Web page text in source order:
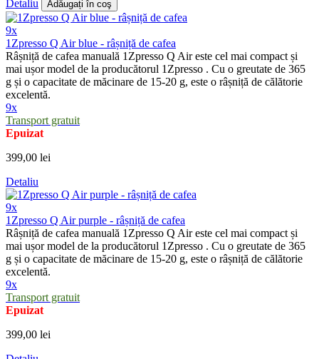
Detaliu Adăugați în coş
9x
1Zpresso Q Air blue - râșniță de cafea
Râșniță de cafea manuală 1Zpresso Q Air este cel mai compact și
mai ușor model de la producătorul 1Zpresso . Cu o greutate de 365
g și o capacitate de măcinare de 15-20 g, este o râșniță de călătorie
excelentă.
9x
Transport gratuit
Epuizat
399,00 lei
Detaliu
9x
1Zpresso Q Air purple - râșniță de cafea
Râșniță de cafea manuală 1Zpresso Q Air este cel mai compact și
mai ușor model de la producătorul 1Zpresso . Cu o greutate de 365
g și o capacitate de măcinare de 15-20 g, este o râșniță de călătorie
excelentă.
9x
Transport gratuit
Epuizat
399,00 lei